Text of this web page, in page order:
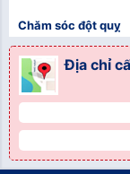
">
Chăm sóc đột quỵ
Địa chỉ